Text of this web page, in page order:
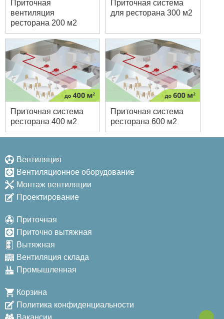
Приточная
вентиляция
ресторана 200 м2
Приточная система
для ресторана 300 м2
Приточная система
ресторана 400 м2
Приточная система
ресторана 600 м2
Вентиляция
Вентиляционное оборудование
Монтаж вентиляции
Проектирование
Приточная
Приточно вытяжная
Вытяжная
Вентиляция склада
Промышленная
Корзина
Политика конфиденциальности